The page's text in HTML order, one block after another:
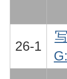
26-1